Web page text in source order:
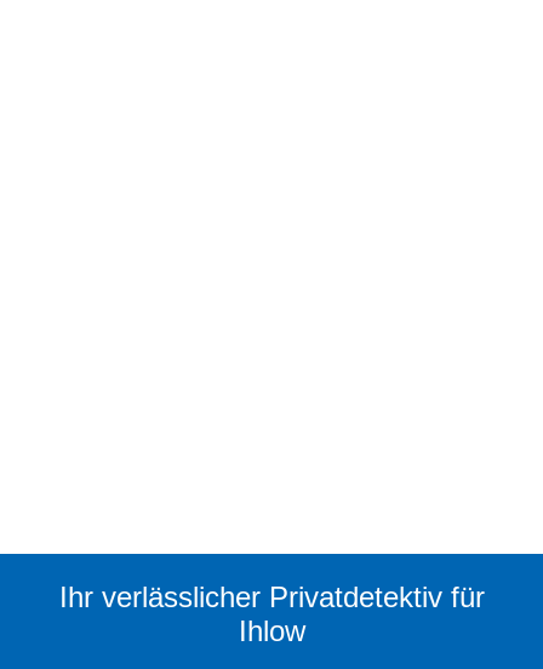
Ihr verlässlicher Privatdetektiv für
Ihlow